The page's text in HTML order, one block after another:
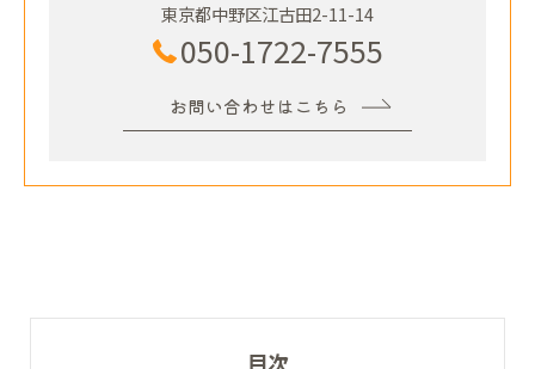
東京都中野区江古田2-11-14
050-1722-7555
お問い合わせはこちら
目次